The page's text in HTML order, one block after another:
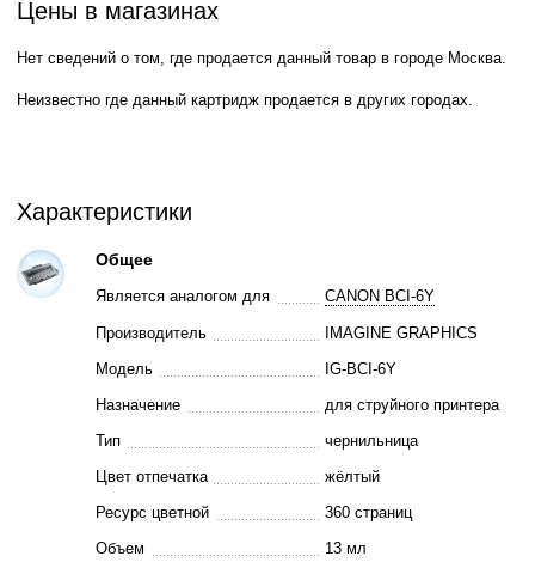
Цены в магазинах
Нет сведений о том, где продается данный товар в городе Москва.
Неизвестно где данный картридж продается в других городах.
Характеристики
Общее
Является аналогом для CANON BCI-6Y
Производитель
IMAGINE GRAPHICS
Модель
IG-BCI-6Y
Назначение
для струйного принтера
Тип
чернильница
Цвет отпечатка
жёлтый
Ресурс цветной
360 страниц
Объем
13 мл